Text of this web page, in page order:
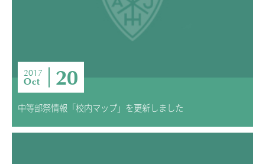
2017
Oct 20
中等部祭情報「校内マップ」を更新しました